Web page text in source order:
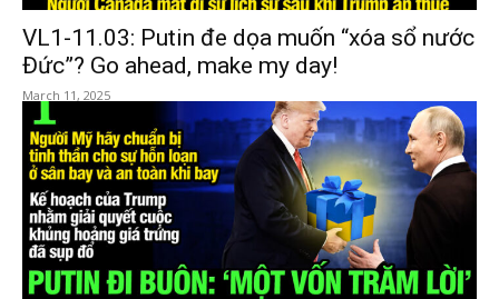
VL1-11.03: Putin đe dọa muốn “xóa sổ nước
Đức”? Go ahead, make my day!
March 11, 2025